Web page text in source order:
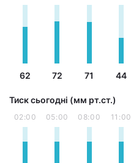
62 72 71 44
Тиск сьогодні (мм рт.ст.)
02:00 05:00 08:00 11:00